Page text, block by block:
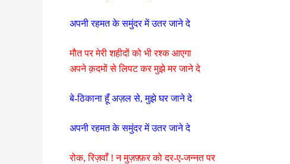
अपनी रहमत के समुंदर में उतर जाने दे
मौत पर मेरी शहीदों को भी रश्क आएगा
अपने क़दमों से लिपट कर मुझे मर जाने दे
बे-ठिकाना हूँ अज़ल से, मुझे घर जाने दे
अपनी रहमत के समुंदर में उतर जाने दे
रोक, रिज़वाँ ! न मुज़फ़्फ़र को दर-ए-जन्नत पर